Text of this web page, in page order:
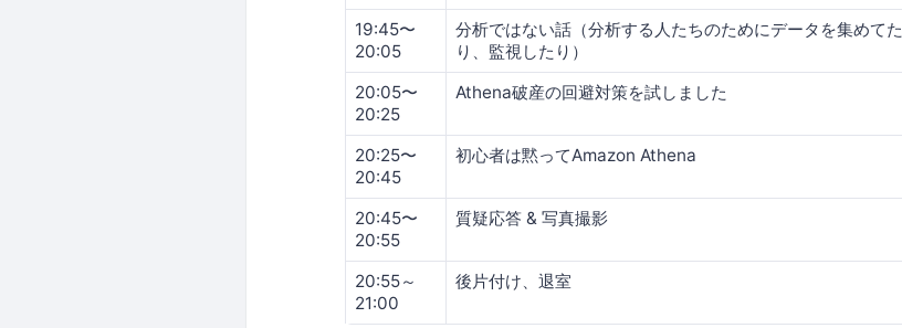
19:45〜
20:05
分析ではない話（分析する人たちのためにデータを集めてた
り、監視したり）
20:05〜
20:25
Athena破産の回避対策を試しました
20:25〜
20:45
初心者は黙ってAmazon Athena
20:45〜
20:55
質疑応答 & 写真撮影
20:55～
21:00
後片付け、退室